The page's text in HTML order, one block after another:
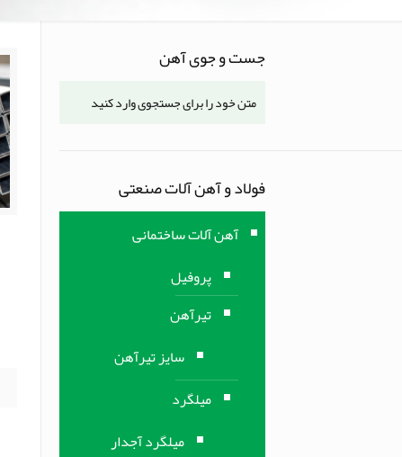
جست و جوی آهن
فولاد و آهن آلات صنعتی
آهن آلات ساختمانی
پروفیل
تیرآهن
سایز تیرآهن
میلگرد
میلگرد آجدار